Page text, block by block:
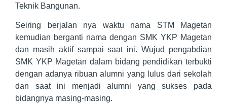
Teknik Bangunan.
Seiring berjalan nya waktu nama STM Magetan
kemudian berganti nama dengan SMK YKP Magetan
dan masih aktif sampai saat ini. Wujud pengabdian
SMK YKP Magetan dalam bidang pendidikan terbukti
dengan adanya ribuan alumni yang lulus dari sekolah
dan saat ini menjadi alumni yang sukses pada
bidangnya masing-masing.